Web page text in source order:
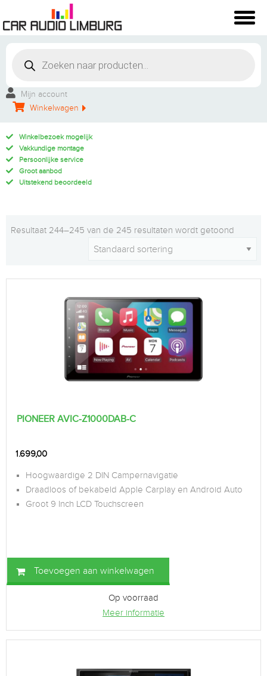
Mijn account
Winkelwagen
Winkelbezoek mogelijk
Vakkundige montage
Persoonlijke service
Groot aanbod
Uitstekend beoordeeld
Resultaat 244–245 van de 245 resultaten wordt getoond
PIONEER AVIC-Z1000DAB-C
1.699,00
Hoogwaardige 2 DIN Campernavigatie
Draadloos of bekabeld Apple Carplay en Android Auto
Groot 9 Inch LCD Touchscreen
Toevoegen aan winkelwagen
Op voorraad
Meer informatie